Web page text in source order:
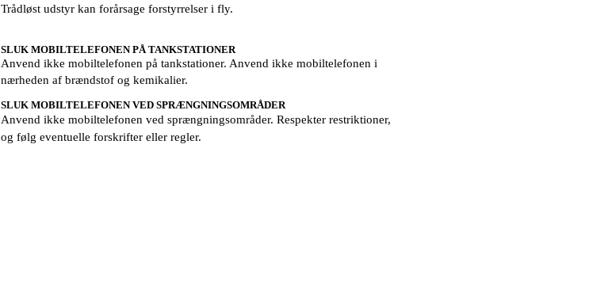
Trådløst udstyr kan forårsage forstyrrelser i fly.
SLUK MOBILTELEFONEN PÅ TANKSTATIONER
Anvend ikke mobiltelefonen på tankstationer. Anvend ikke mobiltelefonen i
nærheden af brændstof og kemikalier.
SLUK MOBILTELEFONEN VED SPRÆNGNINGSOMRÅDER
Anvend ikke mobiltelefonen ved sprængningsområder. Respekter restriktioner,
og følg eventuelle forskrifter eller regler.